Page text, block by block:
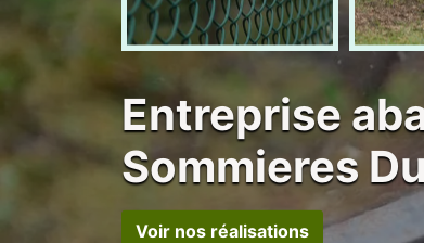
Entreprise
Sommieres
Voir nos réalisations